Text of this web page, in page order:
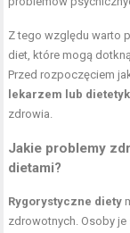
Z tego względu warto
diet, które mogą
Przed rozpoczęciem
lekarzem lub
zdrowia.
Jakie problemy
dietami?
Rygorystyczne diety
zdrowotnych. Osoby